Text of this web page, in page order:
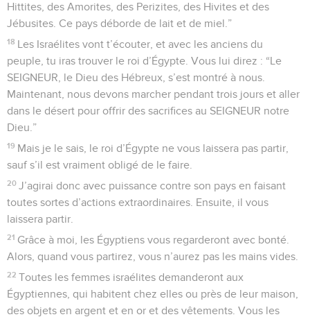
Hittites, des Amorites, des Perizites, des Hivites et des
Jébusites. Ce pays déborde de lait et de miel.”
18 Les Israélites vont t’écouter, et avec les anciens du
peuple, tu iras trouver le roi d’Égypte. Vous lui direz : “Le
SEIGNEUR, le Dieu des Hébreux, s’est montré à nous.
Maintenant, nous devons marcher pendant trois jours et aller
dans le désert pour offrir des sacrifices au SEIGNEUR notre
Dieu.”
19 Mais je le sais, le roi d’Égypte ne vous laissera pas partir,
sauf s’il est vraiment obligé de le faire.
20 J’agirai donc avec puissance contre son pays en faisant
toutes sortes d’actions extraordinaires. Ensuite, il vous
laissera partir.
21 Grâce à moi, les Égyptiens vous regarderont avec bonté.
Alors, quand vous partirez, vous n’aurez pas les mains vides.
22 Toutes les femmes israélites demanderont aux
Égyptiennes, qui habitent chez elles ou près de leur maison,
des objets en argent et en or et des vêtements. Vous les